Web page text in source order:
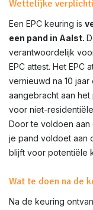
Wettelijke
Een EPC keuring is
een pand in Aalst.
verantwoordelijk
EPC attest. Het EPC
vernieuwd na 10
aangebracht aan het
voor niet-
Door te voldoen
je pand voldoet aan
blijft voor potentiële
Wat te doen na de
Na de keuring